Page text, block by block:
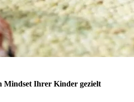
Mindset Ihrer Kinder gezielt